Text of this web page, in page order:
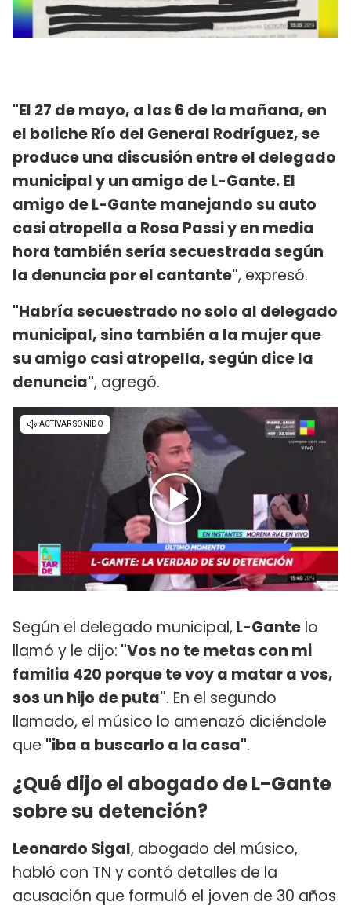
"El 27 de mayo, a las 6 de la mañana, en
el boliche Río del General Rodríguez, se
produce una discusión entre el delegado
municipal y un amigo de L-Gante. El
amigo de L-Gante manejando su auto
casi atropella a Rosa Passi y en media
hora también sería secuestrada según
la denuncia por el cantante", expresó.
"Habría secuestrado no solo al delegado
municipal, sino también a la mujer que
su amigo casi atropella, según dice la
denuncia", agregó.
Según el delegado municipal, L-Gante lo
llamó y le dijo: "Vos no te metas con mi
familia 420 porque te voy a matar a vos,
sos un hijo de puta". En el segundo
llamado, el músico lo amenazó diciéndole
que "iba a buscarlo a la casa".
¿Qué dijo el abogado de L-Gante
sobre su detención?
Leonardo Sigal, abogado del músico,
habló con TN y contó detalles de la
acusación que formuló el joven de 30 años